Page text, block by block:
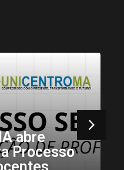
abre
Processo